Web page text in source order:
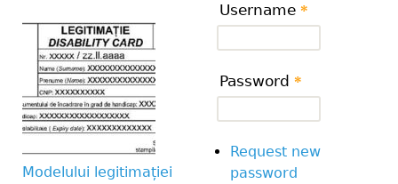
Modelului legitimației
Username *
Password *
Request new
password